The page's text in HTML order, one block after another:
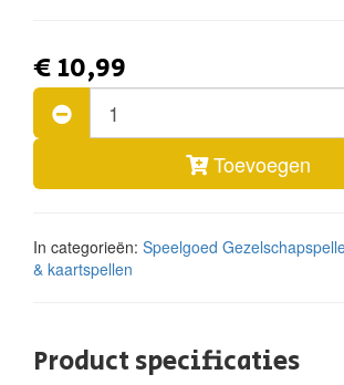
€ 10,99
Toevoegen
In categorieën: Speelgoed
& kaartspellen
Product specificaties